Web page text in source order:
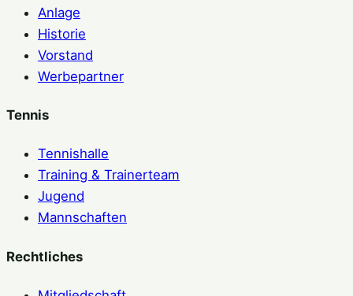
Anlage
Historie
Vorstand
Werbepartner
Tennis
Tennishalle
Training & Trainerteam
Jugend
Mannschaften
Rechtliches